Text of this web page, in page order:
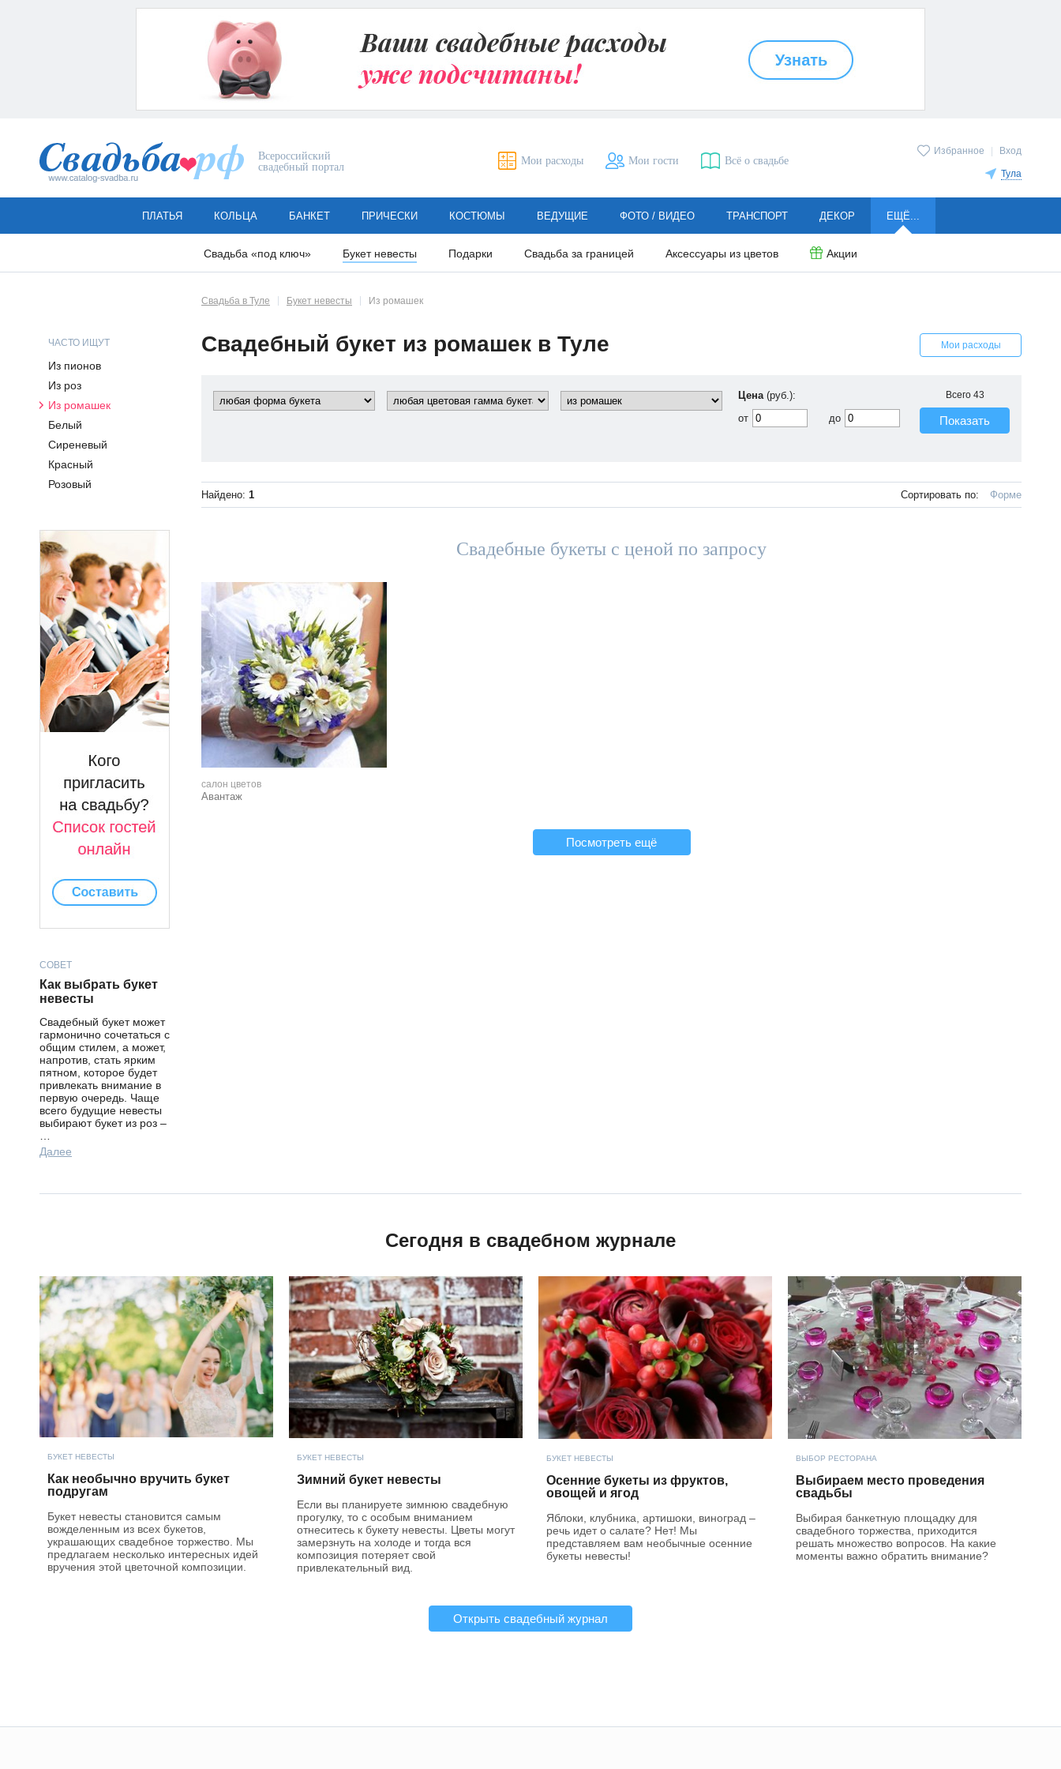
Всероссийский
свадебный портал
Избранное Вход
Тула
Мои расходы Мои гости Всё о свадьбе
ПЛАТЬЯ КОЛЬЦА БАНКЕТ ПРИЧЕСКИ КОСТЮМЫ ВЕДУЩИЕ ФОТО / ВИДЕО ТРАНСПОРТ ДЕКОР ЕЩЁ...
Свадьба «под ключ» Букет невесты Подарки Свадьба за границей Аксессуары из цветов Акции
ЧАСТО ИЩУТ
Из пионов
Из роз
Из ромашек
Белый
Сиреневый
Красный
Розовый
СОВЕТ
Как выбрать букет
невесты
Свадебный букет может
гармонично сочетаться с
общим стилем, а может,
напротив, стать ярким
пятном, которое будет
привлекать внимание в
первую очередь. Чаще
всего будущие невесты
выбирают букет из роз –
Далее
Свадьба в Туле Букет невесты Из ромашек
Мои расходы
Свадебный букет из ромашек в Туле
Цена(руб.):
от
до
Всего 43
Показать
Найдено: 1 Сортировать по: Форме
Свадебные букеты с ценой по запросу
салон цветов
Авантаж
Посмотреть ещё
Сегодня в свадебном журнале
БУКЕТ НЕВЕСТЫ
Как необычно вручить букет
подругам
Букет невесты становится самым
вожделенным из всех букетов,
украшающих свадебное торжество. Мы
предлагаем несколько интересных идей
вручения этой цветочной композиции.
БУКЕТ НЕВЕСТЫ
Зимний букет невесты
Если вы планируете зимнюю свадебную
прогулку, то с особым вниманием
отнеситесь к букету невесты. Цветы могут
замерзнуть на холоде и тогда вся
композиция потеряет свой
привлекательный вид.
БУКЕТ НЕВЕСТЫ
Осенние букеты из фруктов,
овощей и ягод
Яблоки, клубника, артишоки, виноград –
речь идет о салате? Нет! Мы
представляем вам необычные осенние
букеты невесты!
ВЫБОР РЕСТОРАНА
Выбираем место проведения
свадьбы
Выбирая банкетную площадку для
свадебного торжества, приходится
решать множество вопросов. На какие
моменты важно обратить внимание?
Открыть свадебный журнал